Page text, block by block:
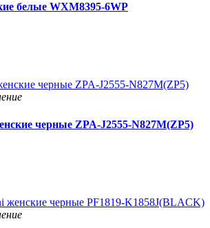
белые WXM8395-6WP
черные ZPA-J2555-N827M(ZP5)